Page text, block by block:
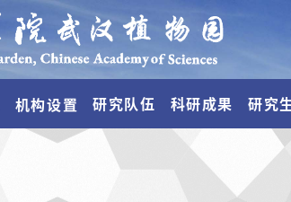
机构设置 研究队伍 科研成果 研究